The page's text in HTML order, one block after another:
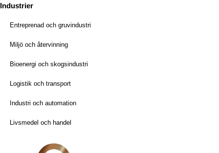
Industrier
Entreprenad och gruvindustri
Miljö och återvinning
Bioenergi och skogsindustri
Logistik och transport
Industri och automation
Livsmedel och handel